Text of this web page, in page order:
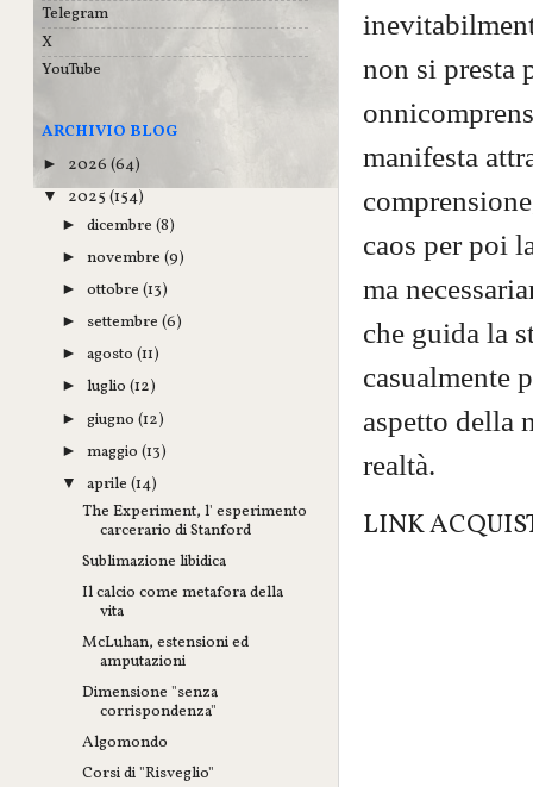
non si presta
manifesta
caos per poi
ma
che guida la
casualmente
aspetto della
realtà.
LINK
Telegram
X
YouTube
ARCHIVIO BLOG
► 2026 (64)
▼ 2025 (154)
►dicembre(8)
►novembre(9)
►ottobre(13)
► settembre(6)
►agosto(11)
►luglio(12)
►giugno(12)
►maggio(13)
▼aprile(14)
The Experiment, l' esperimento
carcerario di Stanford
Sublimazione libidica
Il calcio come metafora della
vita
McLuhan, estensioni ed
amputazioni
Dimensione "senza
corrispondenza"
Algomondo
Corsi di "Risveglio"